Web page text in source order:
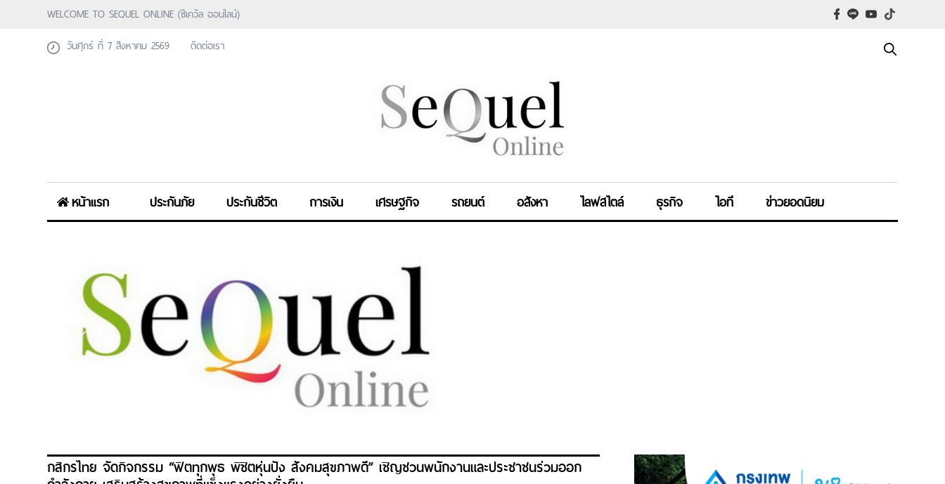
WELCOME TO SEQUEL ONLINE (ซีเคว้ล ออนไลน์)
วันศุกร์ ที่ 7 สิงหาคม 2569
ติดต่อเรา
หน้าแรก ประกันภัย ประกันชีวิต การเงิน เศรษฐกิจ รถยนต์ อสังหา ไลฟสไตล์ ธุรกิจ ไอที ข่าวยอดนิยม
กสิกรไทย จัดกิจกรรม “ฟิตทุกพุธ พิชิตหุ่นปัง สังคมสุขภาพดี” เชิญชวนพนักงานและประชาชนร่วมออก